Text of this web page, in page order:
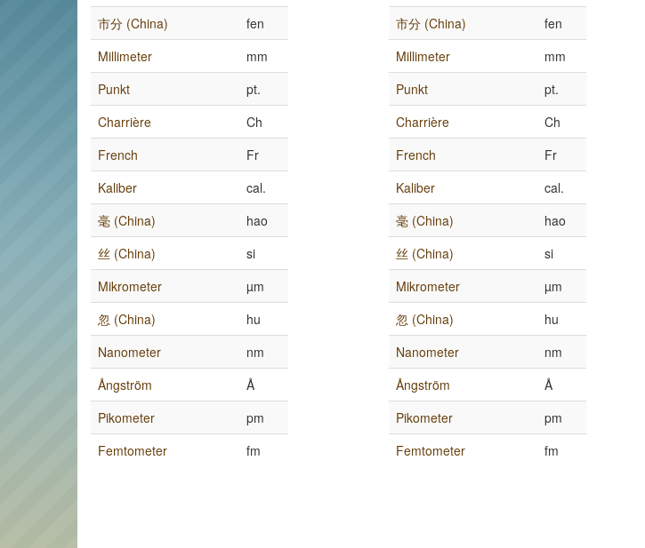
市分 (China)
fen
Millimeter
mm
Punkt
pt.
Charrière
Ch
French
Fr
Kaliber
cal.
毫 (China)
hao
丝 (China)
si
Mikrometer
µm
忽 (China)
hu
Nanometer
nm
Ångström
Å
Pikometer
pm
Femtometer
fm
市分 (China)
fen
Millimeter
mm
Punkt
pt.
Charrière
Ch
French
Fr
Kaliber
cal.
毫 (China)
hao
丝 (China)
si
Mikrometer
µm
忽 (China)
hu
Nanometer
nm
Ångström
Å
Pikometer
pm
Femtometer
fm